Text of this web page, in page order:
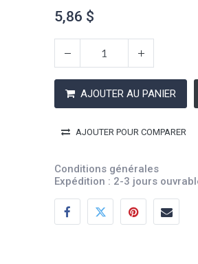
5,86 $
AJOUTER AU PANIER
AJOUTER POUR COMPARER
Conditions générales
Expédition : 2-3 jours